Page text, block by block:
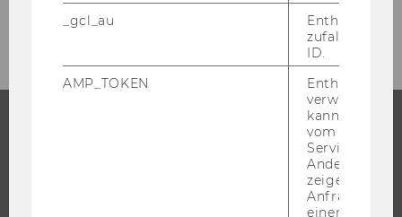
Kindergarten
_gcl_au
Enthält eine
ID.
AMP_TOKEN
Enthält ein
verwendet
kann, um
vom AMP-
Service
Andere
zeigen Opt-
Anfrage im
einen Fehler